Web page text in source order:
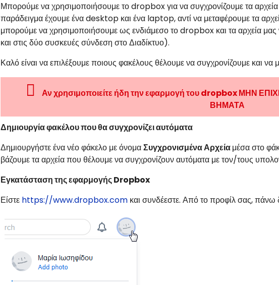
Μπορούμε να χρησιμοποιήσουμε τοdropboxγια να συγχρονίζουμε τα
παράδειγμα έχουμε έναdesktop και ένα laptop, αντί να μεταφέρουμε τα
μπορούμε να χρησιμοποιήσουμε ως ενδιάμεσο τοdropbox και τα αρχεία
και στις δύο συσκευές σύνδεση στο Διαδίκτυο).
Καλό είναι να επιλέξουμε ποιους φακέλους θέλουμε να συγχρονίζουμε και
Αν χρησιμοποιείτε ήδη την εφαρμογή του dropboxΜΗΝ
ΒΗΜΑΤΑ
Δημιουργία φακέλου που θα συγχρονίζει αυτόματα
Δημιουργήστε ένα νέο φάκελο με όνομαΣυγχρονισμένα Αρχείαμέσα στο
βάζουμε τα αρχεία που θέλουμε να συγχρονίζουν αυτόματα με τον/τους
Εγκατάσταση της εφαρμογήςDropbox
Είστε https://www.dropbox.com και συνδέεστε. Από το προφίλ σας, πάνω